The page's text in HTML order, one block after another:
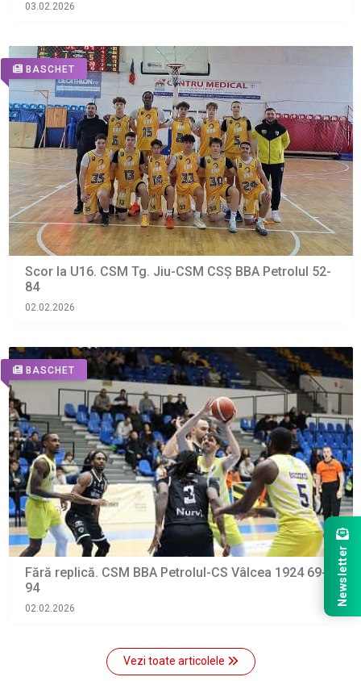
03.02.2026
BASCHET
Scor la U16. CSM Tg. Jiu-CSM CSȘ BBA Petrolul 52-
84
02.02.2026
BASCHET
Fără replică. CSM BBA Petrolul-CS Vâlcea 1924 69-
94
02.02.2026
Vezi toate articolele
Newsletter